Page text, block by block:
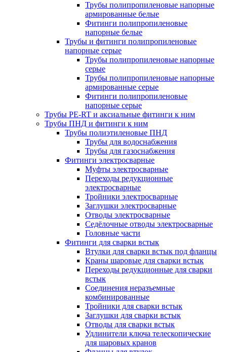
Трубы полипропиленовые напорные
армированные белые
Фитинги полипропиленовые
напорные белые
Трубы и фитинги полипропиленовые
напорные серые
Трубы полипропиленовые напорные
серые
Трубы полипропиленовые напорные
армированные серые
Фитинги полипропиленовые
напорные серые
Трубы PE-RT и аксиальные фитинги к ним
Трубы ПНД и фитинги к ним
Трубы полиэтиленовые ПНД
Трубы для водоснабжения
Трубы для газоснабжения
Фитинги электросварные
Муфты электросварные
Переходы редукционные
электросварные
Тройники электросварные
Заглушки электросварные
Отводы электросварные
Седёлочные отводы электросварные
Головные части
Фитинги для сварки встык
Втулки для сварки встык под фланцы
Краны шаровые для сварки встык
Переходы редукционные для сварки
встык
Соединения неразъемные
комбинированные
Тройники для сварки встык
Заглушки для сварки встык
Отводы для сварки встык
Удлинители ключа телескопические
для шаровых кранов